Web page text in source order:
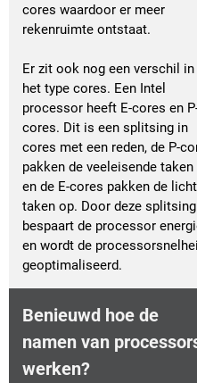
cores waardoor er meer
rekenruimte ontstaat.
Er zit ook nog een verschil in
het type cores. Een Intel
processor heeft E-cores en
cores. Dit is een splitsing in
cores met een reden, de P-
pakken de veeleisende taken
en de E-cores pakken de
taken op. Door deze splitsing
bespaart de processor
en wordt de
geoptimaliseerd.
Benieuwd hoe de
namen van
werken?